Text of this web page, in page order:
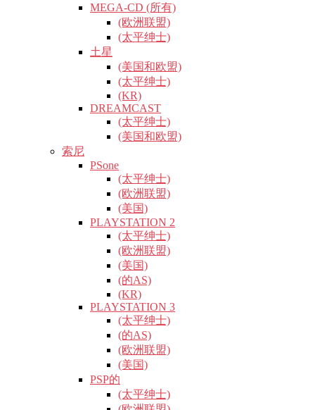
MEGA-CD (所有)
(欧洲联盟)
(太平绅士)
土星
(美国和欧盟)
(太平绅士)
(KR)
DREAMCAST
(太平绅士)
(美国和欧盟)
索尼
PSone
(太平绅士)
(欧洲联盟)
(美国)
PLAYSTATION 2
(太平绅士)
(欧洲联盟)
(美国)
(的AS)
(KR)
PLAYSTATION 3
(太平绅士)
(的AS)
(欧洲联盟)
(美国)
PSP的
(太平绅士)